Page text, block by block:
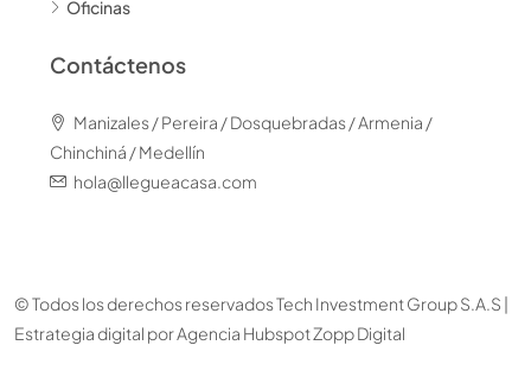
Oficinas
Contáctenos
Manizales / Pereira / Dosquebradas / Armenia /
Chinchiná / Medellín
hola@llegueacasa.com
© Todos los derechos reservados Tech Investment Group S.A.S |
Estrategia digital porAgencia Hubspot Zopp Digital